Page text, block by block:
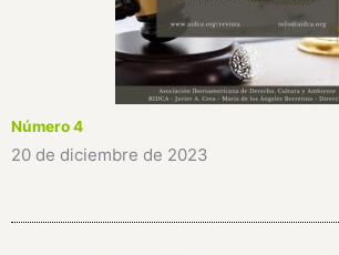
Número 4
20 de diciembre de 2023